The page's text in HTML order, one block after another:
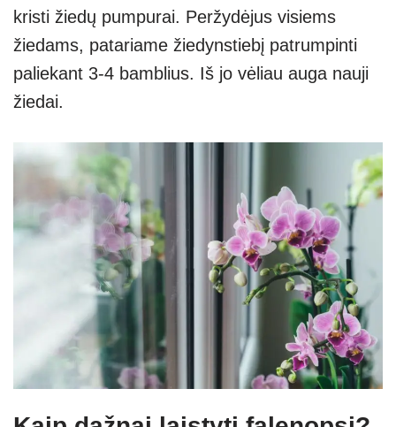
kristi žiedų pumpurai. Peržydėjus visiems
žiedams, patariame žiedynstiebį patrumpinti
paliekant 3-4 bamblius. Iš jo vėliau auga nauji
žiedai.